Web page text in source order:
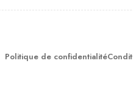
Politique de confidentialité